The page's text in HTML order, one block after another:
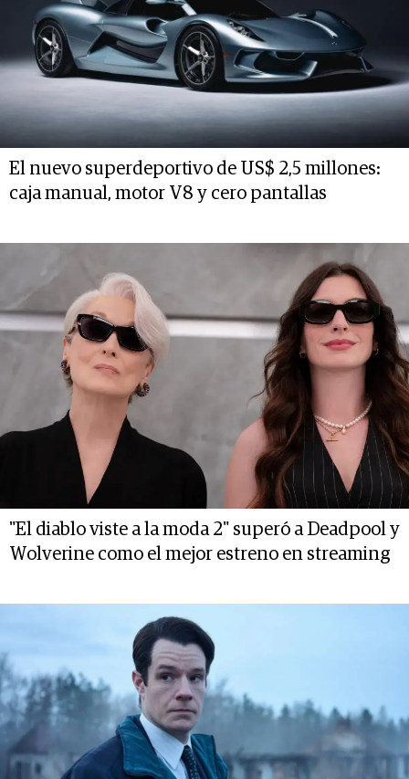
El nuevo superdeportivo de US$ 2,5 millones:
caja manual, motor V8 y cero pantallas
"El diablo viste a la moda 2" superó a Deadpool y
Wolverine como el mejor estreno en streaming